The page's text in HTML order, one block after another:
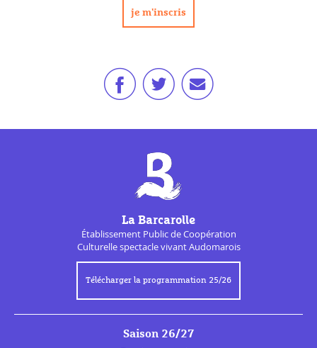
La Barcarolle
Établissement Public deCoopération
Culturellespectacle vivant Audomarois
Télécharger la programmation 25/26
Saison 26/27